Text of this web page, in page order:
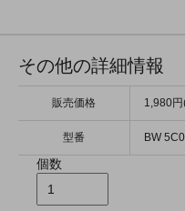
その他の詳細情報
販売価格 1,980
型番 BW
個数